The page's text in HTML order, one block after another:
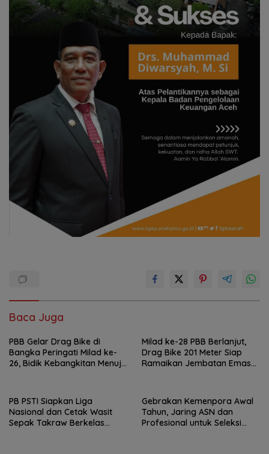
Baca Juga
PBB Gelar Drag Bike di
Bangka Peringati Milad ke-
26, Bidik Kebangkitan Menuju
Milad ke-28 PBB Berlanjut,
Drag Bike 201 Meter Siap
Ramaikan Jembatan Emas
PB PSTI Siapkan Liga
Nasional dan Cetak Wasit
Sepak Takraw Berkelas
Gebrakan Kemenpora Awal
Tahun, Jaring ASN dan
Profesional untuk Seleksi